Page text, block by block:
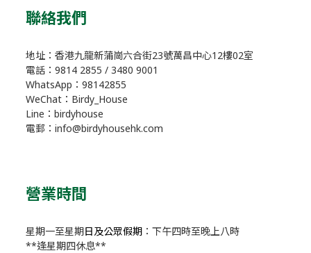
聯絡我們
地址：香港九龍新蒲崗六合街23號萬昌中心12樓02室
電話：9814 2855 / 3480 9001
WhatsApp：98142855
WeChat：Birdy_House
Line：birdyhouse
電郵：info@birdyhousehk.com
營業時間
星期一至星期日及公眾假期 ：下午四時至晚上八時
**逢星期四休息**